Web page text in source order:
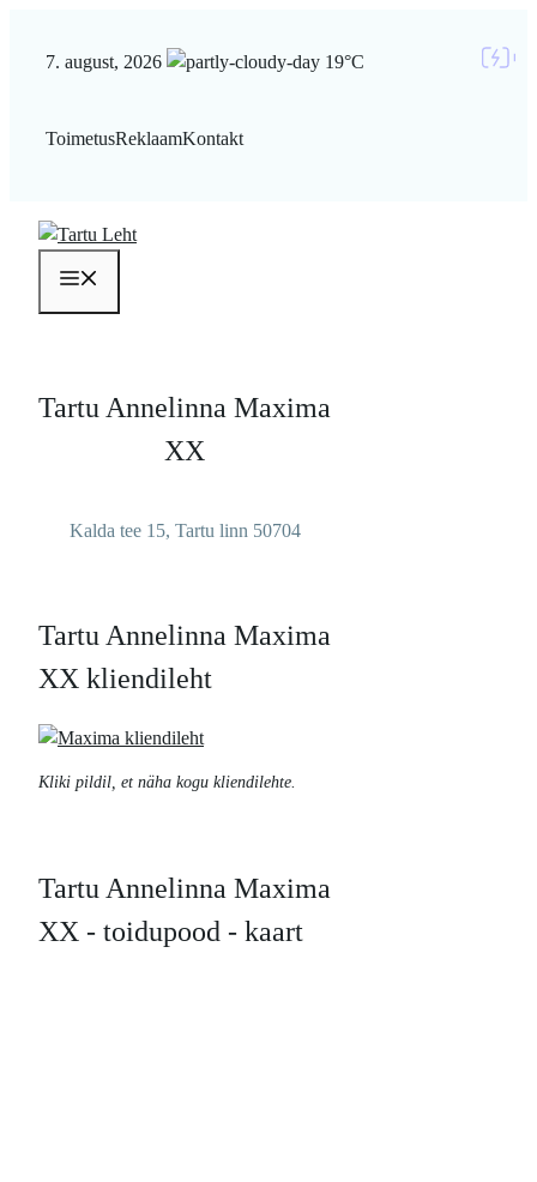
7. august, 2026 19°C
ToimetusReklaamKontakt
Tartu Annelinna Maxima
XX
Kalda tee 15, Tartu linn 50704
Tartu Annelinna Maxima
XX kliendileht
Kliki pildil, et näha kogu kliendilehte.
Tartu Annelinna Maxima
XX - toidupood - kaart